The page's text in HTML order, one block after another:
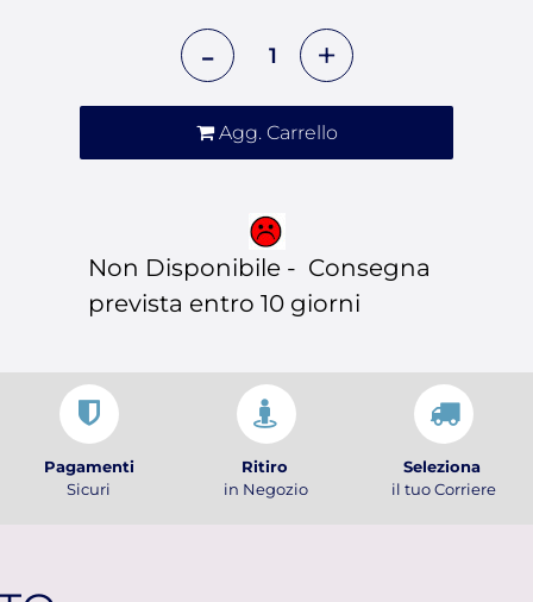
Agg. Carrello
Non Disponibile - Consegna
prevista entro 10 giorni
Pagamenti
Sicuri
Ritiro
in Negozio
Seleziona
il tuo Corriere